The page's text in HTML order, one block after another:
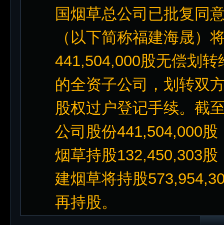
国烟草总公司已批复同
（以下简称福建海晟）
441,504,000股无偿划
的全资子公司，划转双
股权过户登记手续。截
公司股份441,504,000
烟草持股132,450,303
建烟草将持股
再持股。